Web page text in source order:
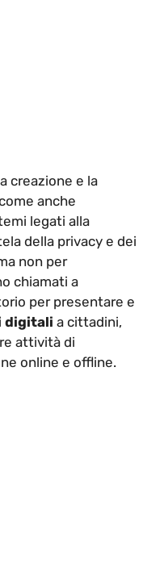
creazione e la
anche
legati alla
della privacy e dei
non per
chiamati a
per presentare e
digitali a cittadini,
attività di
online e offline.